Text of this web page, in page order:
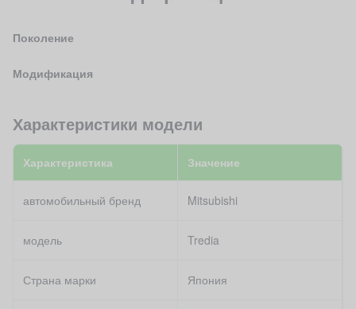
Поколение
Модификация
Характеристики модели
Характеристика Значение
автомобильный бренд Mitsubishi
модель Tredia
Страна марки Япония